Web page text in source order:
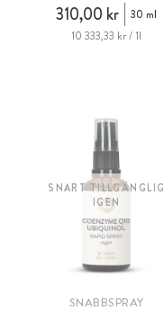
310,00 kr
30 ml
10 333,33 kr / 1l
SNART TILLGÄNGLIG
IGEN
SNABBSPRAY